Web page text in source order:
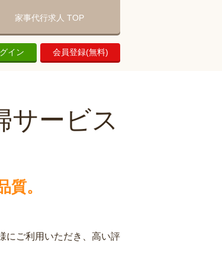
イン 会員登録(無料)
家事代行求人 TOP
サービス
。
にご利用いただき、高い評